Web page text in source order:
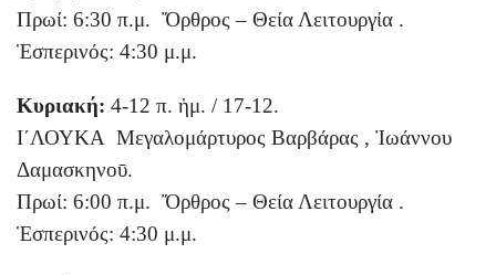
Πρωί: 6:30 π.μ. Ὄρθρος – Θεία Λειτουργία .
Ἑσπερινός: 4:30 μ.μ.
Κυριακή: 4-12 π. ἡμ. / 17-12.
Ι΄ΛΟΥΚΑ Μεγαλομάρτυρος Βαρβάρας , Ἰωάννου
Δαμασκηνοῡ.
Πρωί: 6:00 π.μ. Ὄρθρος – Θεία Λειτουργία .
Ἑσπερινός: 4:30 μ.μ.